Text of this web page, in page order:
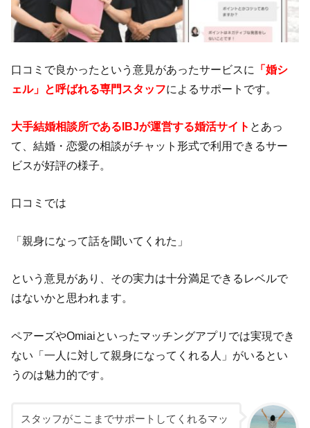
口コミで良かったという意見があったサービスに
「婚シ
ェル」と呼ばれる専門スタッフによるサポートです。
大手結婚相談所であるIBJが運営する婚活サイト とあっ
て、結婚・恋愛の相談がチャット形式で利用できるサー
ビスが好評の様子。
口コミでは
「親身になって話を聞いてくれた」
という意見があり、その実力は十分満足できるレベルで
はないかと思われます。
ペアーズやOmiaiといったマッチングアプリでは実現でき
ない「一人に対して親身になってくれる人」がいるとい
うのは魅力的です。
スタッフがここまでサポートしてくれるマッ